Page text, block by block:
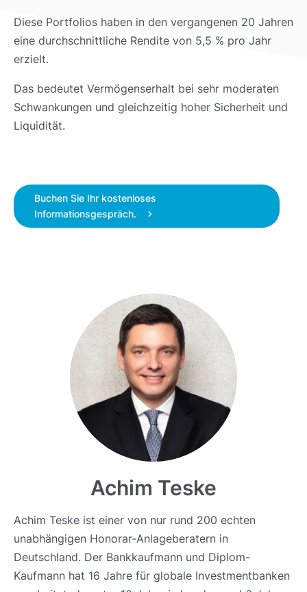
Diese Portfolios haben in den vergangenen 20 Jahren
eine durchschnittliche Rendite von 5,5 % pro Jahr
erzielt.
Das bedeutet Vermögenserhalt bei sehr moderaten
Schwankungen und gleichzeitig hoher Sicherheit und
Liquidität.
Buchen Sie Ihr kostenloses
Informationsgespräch.
Achim Teske
Achim Teske ist einer von nur rund 200 echten
unabhängigen Honorar-Anlageberatern in
Deutschland. Der Bankkaufmann und Diplom-
Kaufmann hat 16 Jahre für globale Investmentbanken